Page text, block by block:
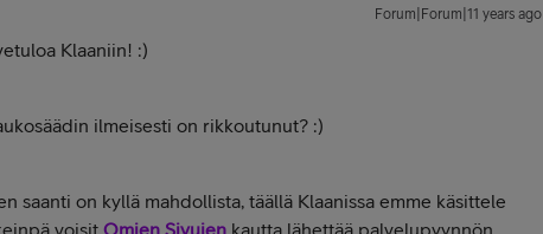
Forum|Forum|11 years ago
Klaaniin! :)
ilmeisesti on rikkoutunut? :)
saanti on kyllä mahdollista, täällä Klaanissa emme käsittele
voisit Omien Sivujen kautta lähettää palvelupyynnön